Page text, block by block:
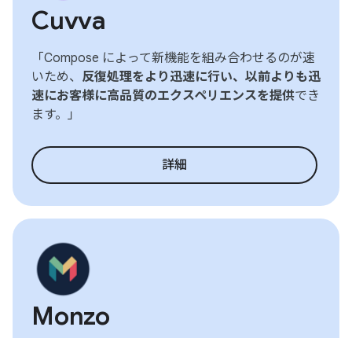
Cuvva
「Compose によって新機能を組み合わせるのが速
いため、 反復処理をより迅速に行い、以前よりも迅
速にお客様に高品質のエクスペリエンスを提供でき
ます。」
詳細
Monzo